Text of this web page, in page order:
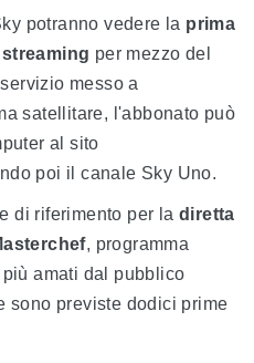
potranno vedere la prima
per mezzo del
messo a
satellitare, l'abbonato può
al sito
poi il canale Sky Uno.
di riferimento per la diretta
, programma
amati dal pubblico
sono previste dodici prime